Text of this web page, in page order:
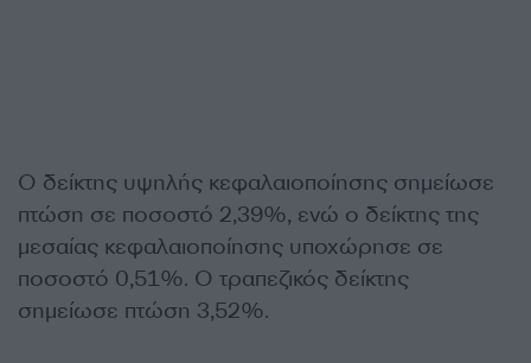
Ο δείκτης υψηλής κεφαλαιοποίησης σημείωσε
πτώση σε ποσοστό 2,39%, ενώ ο δείκτης της
μεσαίας κεφαλαιοποίησης υποχώρησε σε
ποσοστό 0,51%. Ο τραπεζικός δείκτης
σημείωσε πτώση 3,52%.